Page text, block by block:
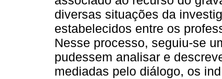
diversas situações da
estabelecidos entre os
Nesse processo, seguiu-se
pudessem analisar e
mediadas pelo diálogo, os